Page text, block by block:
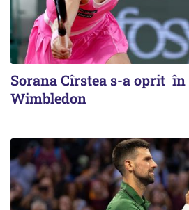
Sorana Cîrstea s-a oprit
Wimbledon